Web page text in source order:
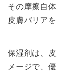
その摩擦自
皮膚バリア
保湿剤は、
メージで、